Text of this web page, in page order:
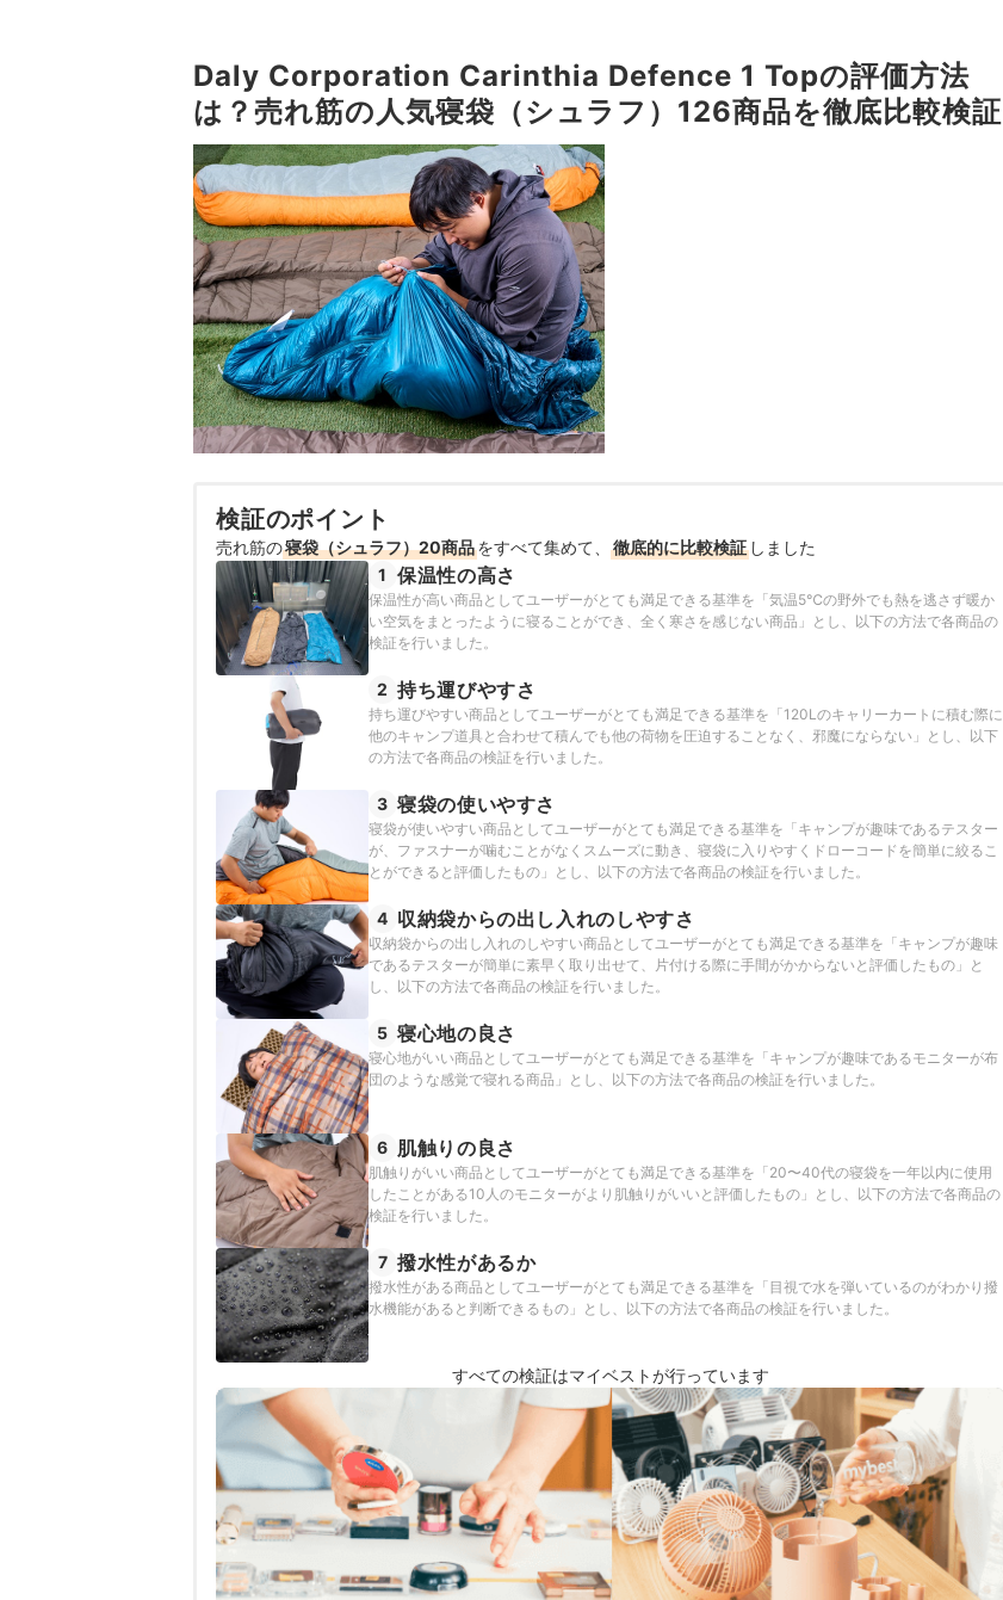
Daly Corporation Carinthia Defence 1 Topの評価方法
は？売れ筋の人気寝袋（シュラフ）126商品を徹底比較検証
検証のポイント
売れ筋の寝袋（シュラフ）20商品をすべて集めて、 徹底的に比較検証 しました
1 保温性の高さ
保温性が高い商品としてユーザーがとても満足できる基準を「気温5℃の野外でも熱を逃さず暖か
い空気をまとったように寝ることができ、全く寒さを感じない商品」とし、以下の方法で各商品の
検証を行いました。
2 持ち運びやすさ
持ち運びやすい商品としてユーザーがとても満足できる基準を「120Lのキャリーカートに積む際に
他のキャンプ道具と合わせて積んでも他の荷物を圧迫することなく、邪魔にならない」とし、以下
の方法で各商品の検証を行いました。
3 寝袋の使いやすさ
寝袋が使いやすい商品としてユーザーがとても満足できる基準を「キャンプが趣味であるテスター
が、ファスナーが噛むことがなくスムーズに動き、寝袋に入りやすくドローコードを簡単に絞るこ
とができると評価したもの」とし、以下の方法で各商品の検証を行いました。
4 収納袋からの出し入れのしやすさ
収納袋からの出し入れのしやすい商品としてユーザーがとても満足できる基準を「キャンプが趣味
であるテスターが簡単に素早く取り出せて、片付ける際に手間がかからないと評価したもの」と
し、以下の方法で各商品の検証を行いました。
5 寝心地の良さ
寝心地がいい商品としてユーザーがとても満足できる基準を「キャンプが趣味であるモニターが布
団のような感覚で寝れる商品」とし、以下の方法で各商品の検証を行いました。
6 肌触りの良さ
肌触りがいい商品としてユーザーがとても満足できる基準を「20〜40代の寝袋を一年以内に使用
したことがある10人のモニターがより肌触りがいいと評価したもの」とし、以下の方法で各商品の
検証を行いました。
7 撥水性があるか
撥水性がある商品としてユーザーがとても満足できる基準を「目視で水を弾いているのがわかり撥
水機能があると判断できるもの」とし、以下の方法で各商品の検証を行いました。
すべての検証はマイベストが行っています